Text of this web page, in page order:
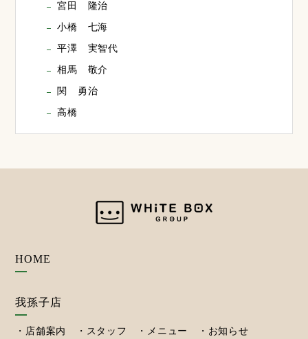
宮田 隆治
小橋 七海
平澤 実智代
相馬 敬介
関 勇治
高橋
HOME
我孫子店
店舗案内 スタッフ メニュー
お知らせ